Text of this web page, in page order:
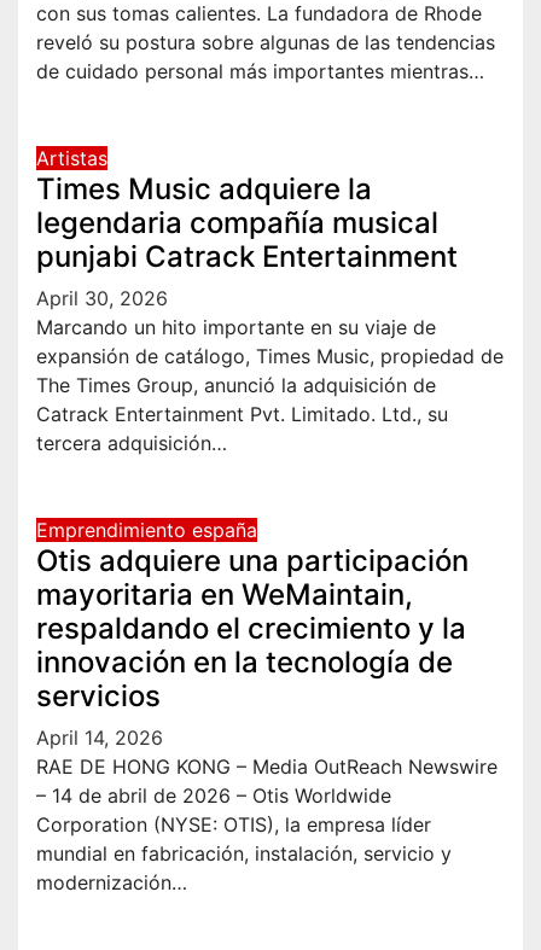
con sus tomas calientes. La fundadora de Rhode
reveló su postura sobre algunas de las tendencias
de cuidado personal más importantes mientras…
Artistas
Times Music adquiere la
legendaria compañía musical
punjabi Catrack Entertainment
April 30, 2026
Marcando un hito importante en su viaje de
expansión de catálogo, Times Music, propiedad de
The Times Group, anunció la adquisición de
Catrack Entertainment Pvt. Limitado. Ltd., su
tercera adquisición…
Emprendimiento españa
Otis adquiere una participación
mayoritaria en WeMaintain,
respaldando el crecimiento y la
innovación en la tecnología de
servicios
April 14, 2026
RAE DE HONG KONG – Media OutReach Newswire
– 14 de abril de 2026 – Otis Worldwide
Corporation (NYSE: OTIS), la empresa líder
mundial en fabricación, instalación, servicio y
modernización…